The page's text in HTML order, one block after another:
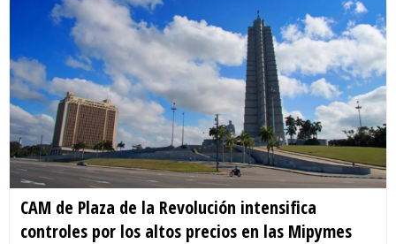
CAM de Plaza de la Revolución intensifica
controles por los altos precios en las Mipymes